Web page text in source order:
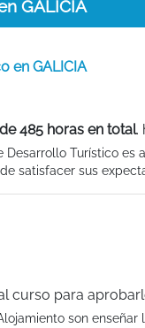
GALICIA
en GALICIA
de 485 horas en total.
Turístico
satisfacer sus
curso para
son